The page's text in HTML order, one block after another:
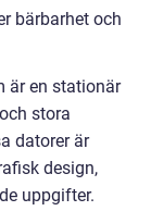
bärbarhet och
är en stationär
stora
datorer är
design,
uppgifter.